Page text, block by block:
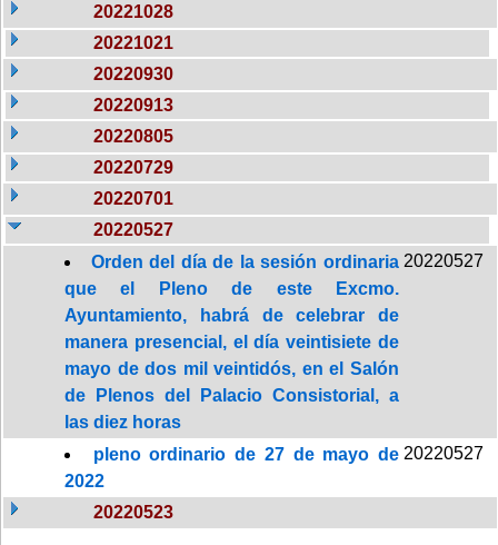
20221028
20221021
20220930
20220913
20220805
20220729
20220701
20220527
Orden del día de la sesión ordinaria
que el Pleno de este Excmo.
Ayuntamiento, habrá de celebrar de
manera presencial, el día veintisiete de
mayo de dos mil veintidós, en el Salón
de Plenos del Palacio Consistorial, a
las diez horas
20220527
pleno ordinario de 27 de mayo de
2022
20220527
20220523